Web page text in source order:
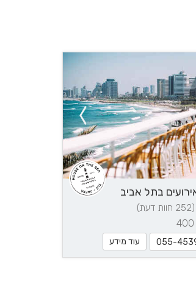
055-
קשר
בתל אביב
(252 חוות דעת)
055- עוד מידע